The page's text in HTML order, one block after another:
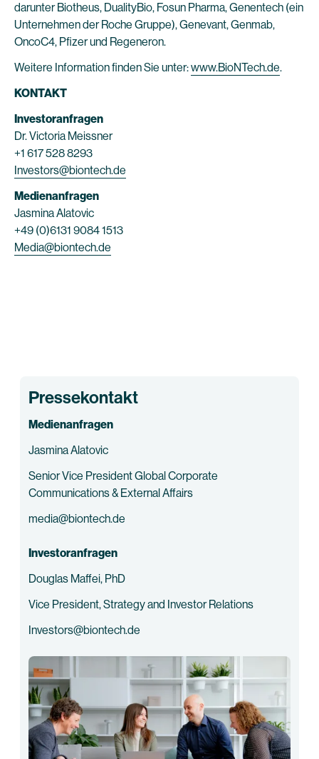
darunter Biotheus, DualityBio, Fosun Pharma, Genentech (ein
Unternehmen der Roche Gruppe), Genevant, Genmab,
OncoC4, Pfizer und Regeneron.
Weitere Information finden Sie unter:www.BioNTech.de.
KONTAKT
Investoranfragen
Dr. Victoria Meissner
+1 617 528 8293
Investors@biontech.de
Medienanfragen
Jasmina Alatovic
+49 (0)6131 9084 1513
Media@biontech.de
Pressekontakt
Medienanfragen
Jasmina Alatovic
Senior Vice President Global Corporate
Communications & External Affairs
media@biontech.de
Investoranfragen
Douglas Maffei, PhD
Vice President, Strategy and Investor Relations
Investors@biontech.de